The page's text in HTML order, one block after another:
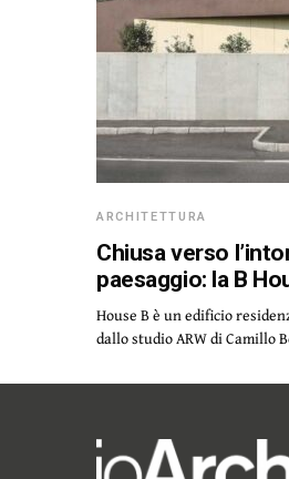
ARCHITETTURA
Chiusa verso
paesaggio: la B
House B è un edificio
dallo studio ARW di Camillo